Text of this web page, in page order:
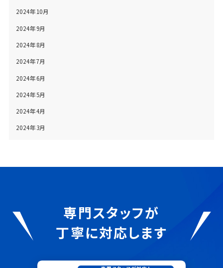
2024年10月
2024年9月
2024年8月
2024年7月
2024年6月
2024年5月
2024年4月
2024年3月
専門スタッフが
丁寧に対応します